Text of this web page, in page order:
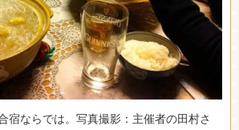
宿ならでは。写真撮影：主催者の田村さ